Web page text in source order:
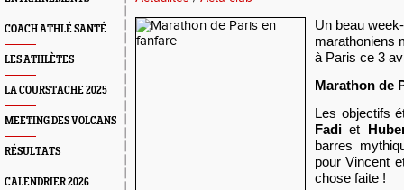
COACH ATHLÉ SANTÉ
LES ATHLÈTES
LA COURSTACHE 2025
MEETING DES VOLCANS
RÉSULTATS
CALENDRIER 2026
Un beau
marathoniens
à Paris ce 3
Marathon de
Les objectifs
Fadi et Hube
barres
pour Vincent
chose faite !